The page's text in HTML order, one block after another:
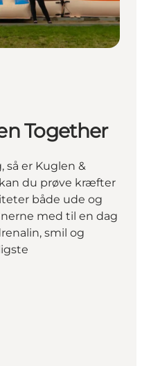
Together
så er Kuglen &
du prøve kræfter
både ude og
med til en dag
smil og
Together"
Together on_map